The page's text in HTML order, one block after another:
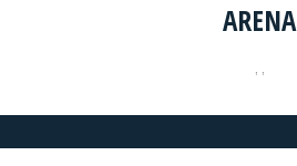
ARENA
, ,